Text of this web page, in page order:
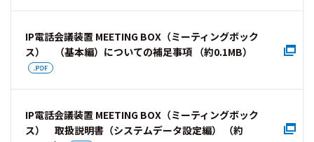
IP電話会議装置 MEETING BOX（ミーティングボック
ス） （基本編）についての補足事項 （約0.1MB）
IP電話会議装置 MEETING BOX（ミーティングボック
ス） 取扱説明書（システムデータ設定編） （約